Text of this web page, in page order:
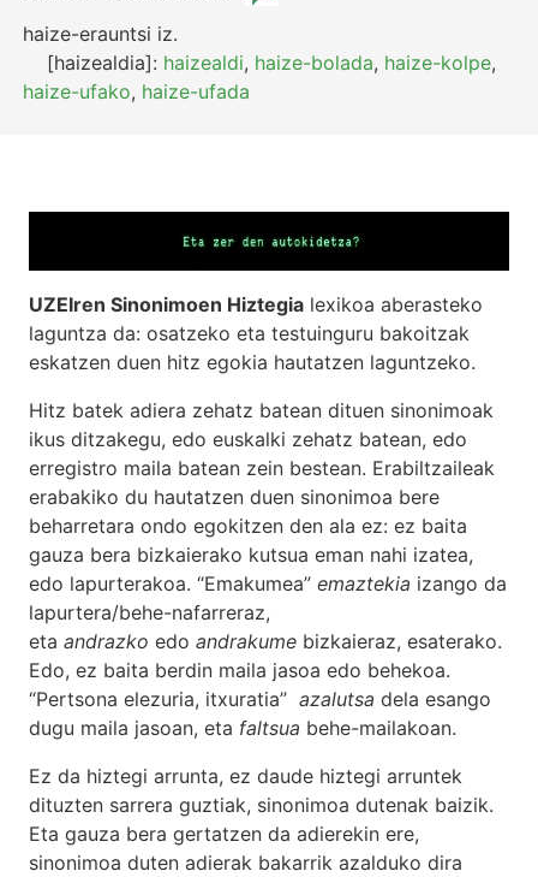
haize-erauntsi iz.
[haizealdia]: haizealdi, haize-bolada, haize-kolpe,
haize-ufako, haize-ufada
UZEIren Sinonimoen Hiztegia lexikoa aberasteko
laguntza da: osatzeko eta testuinguru bakoitzak
eskatzen duen hitz egokia hautatzen laguntzeko.
Hitz batek adiera zehatz batean dituen sinonimoak
ikus ditzakegu, edo euskalki zehatz batean, edo
erregistro maila batean zein bestean. Erabiltzaileak
erabakiko du hautatzen duen sinonimoa bere
beharretara ondo egokitzen den ala ez: ez baita
gauza bera bizkaierako kutsua eman nahi izatea,
edo lapurterakoa. “Emakumea” emaztekia izango da
lapurtera/behe-nafarreraz,
eta andrazko edo andrakume bizkaieraz, esaterako.
Edo, ez baita berdin maila jasoa edo behekoa.
“Pertsona elezuria, itxuratia” azalutsa dela esango
dugu maila jasoan, eta faltsua behe-mailakoan.
Ez da hiztegi arrunta, ez daude hiztegi arruntek
dituzten sarrera guztiak, sinonimoa dutenak baizik.
Eta gauza bera gertatzen da adierekin ere,
sinonimoa duten adierak bakarrik azalduko dira